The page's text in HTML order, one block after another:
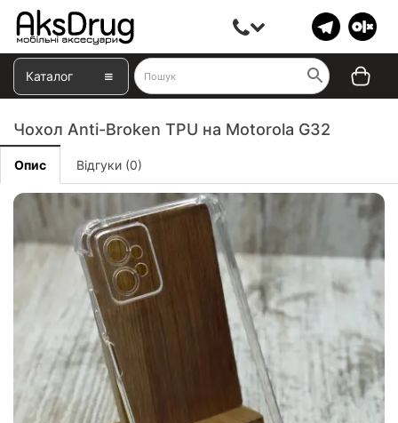
Каталог
Чохол Anti-Broken TPU на Motorola G32
Опис Відгуки (0)